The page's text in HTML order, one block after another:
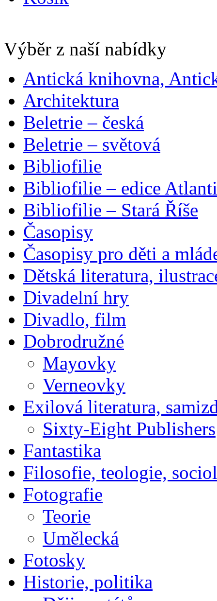
Výběr z naší nabídky
Antická knihovna,
Architektura
Beletrie – česká
Beletrie – světová
Bibliofilie
Bibliofilie – edice
Bibliofilie – Stará Říše
Časopisy
Časopisy pro děti a
Dětská literatura,
Divadelní hry
Divadlo, film
Dobrodružné
Mayovky
Verneovky
Exilová literatura,
Sixty-Eight Publishers
Fantastika
Filosofie, teologie,
Fotografie
Teorie
Umělecká
Fotosky
Historie, politika